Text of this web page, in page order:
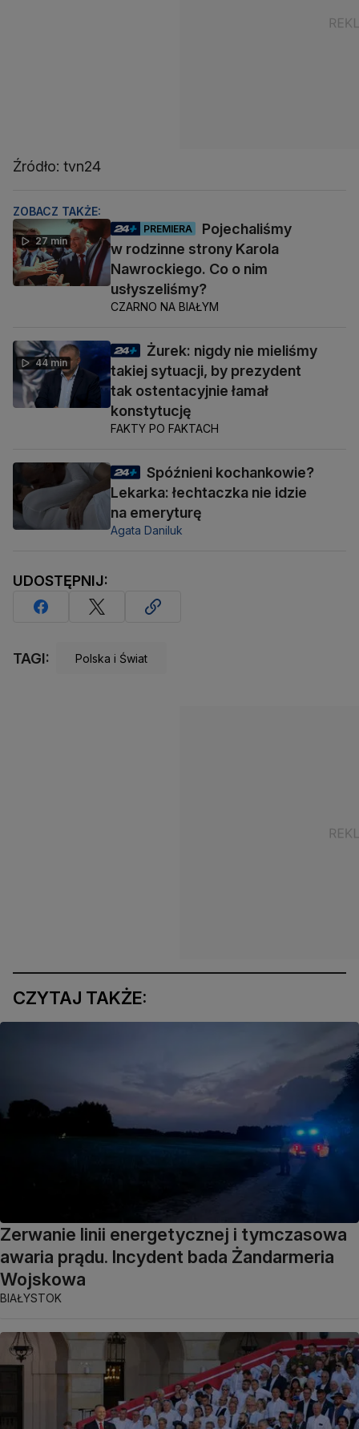
Źródło: tvn24
ZOBACZ TAKŻE:
27 min
PREMIERA
Pojechaliśmy
w rodzinne strony Karola
Nawrockiego. Co o nim
usłyszeliśmy?
CZARNO NA BIAŁYM
44 min
Żurek: nigdy nie mieliśmy
takiej sytuacji, by prezydent
tak ostentacyjnie łamał
konstytucję
FAKTY PO FAKTACH
Spóźnieni kochankowie?
Lekarka: łechtaczka nie idzie
na emeryturę
Agata Daniluk
UDOSTĘPNIJ:
TAGI: Polska i Świat
CZYTAJ TAKŻE:
Zerwanie linii energetycznej i tymczasowa
awaria prądu. Incydent bada Żandarmeria
Wojskowa
BIAŁYSTOK